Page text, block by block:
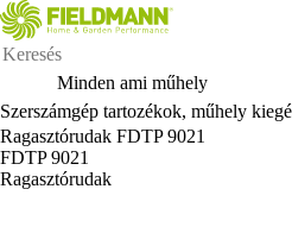
Minden ami műhely
Szerszámgép tartozékok, műhely
Ragasztórudak FDTP 9021
FDTP 9021
Ragasztórudak